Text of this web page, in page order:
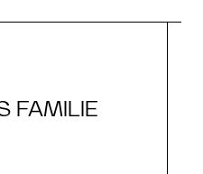
FAMILIE